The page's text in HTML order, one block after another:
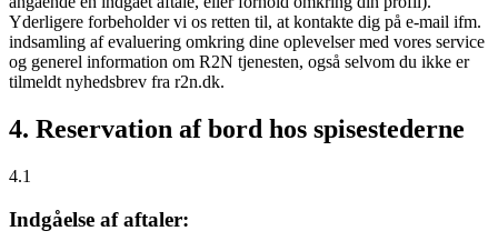
Yderligere forbeholder vi os retten til, at kontakte dig på e-mail ifm.
indsamling af evaluering omkring dine oplevelser med vores service
og generel information om R2N tjenesten, også selvom du ikke er
tilmeldt nyhedsbrev fra r2n.dk.
4. Reservation af bord hos spisestederne
4.1
Indgåelse af aftaler: